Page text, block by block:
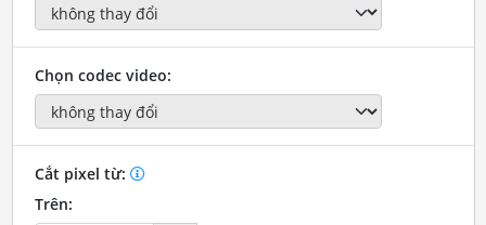
Chọn codec video:
Cắt pixel từ:
Trên: